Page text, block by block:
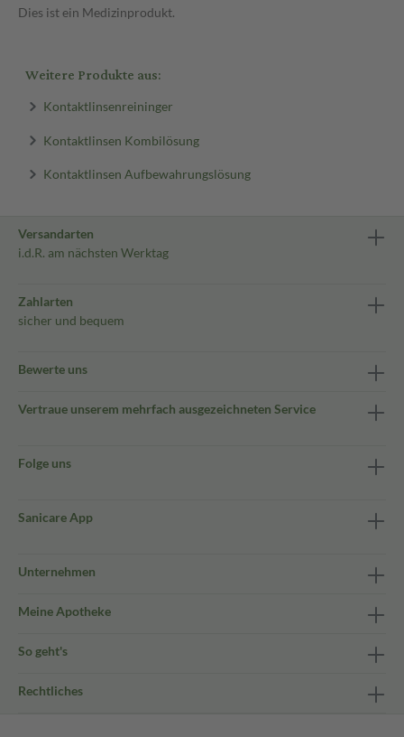
Dies ist ein Medizinprodukt.
Weitere Produkte aus:
Kontaktlinsenreininger
Kontaktlinsen Kombilösung
Kontaktlinsen Aufbewahrungslösung
Versandarten
i.d.R. am nächsten Werktag
Zahlarten
sicher und bequem
Bewerte uns
Vertraue unserem mehrfach ausgezeichneten Service
Folge uns
Sanicare App
Unternehmen
Meine Apotheke
So geht's
Rechtliches